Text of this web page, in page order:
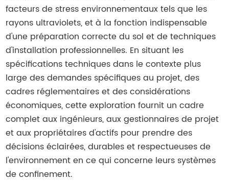
facteurs de stress environnementaux tels que les
rayons ultraviolets, et à la fonction indispensable
d'une préparation correcte du sol et de techniques
d'installation professionnelles. En situant les
spécifications techniques dans le contexte plus
large des demandes spécifiques au projet, des
cadres réglementaires et des considérations
économiques, cette exploration fournit un cadre
complet aux ingénieurs, aux gestionnaires de projet
et aux propriétaires d'actifs pour prendre des
décisions éclairées, durables et respectueuses de
l'environnement en ce qui concerne leurs systèmes
de confinement.